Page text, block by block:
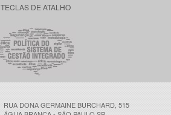
TECLAS DE ATALHO
RUA DONA GERMAINE BURCHARD, 515